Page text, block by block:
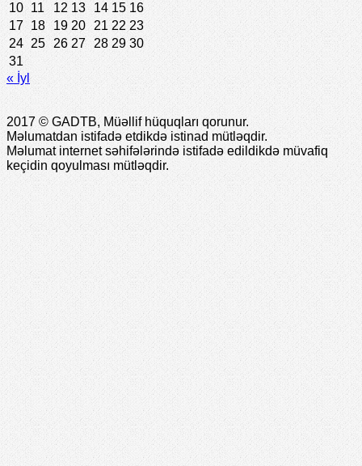
10 11 12 13 14 15 16
17 18 19 20 21 22 23
24 25 26 27 28 29 30
31
« İyl
2017 © GADTB, Müəllif hüquqları qorunur.
Məlumatdan istifadə etdikdə istinad mütləqdir.
Məlumat internet səhifələrində istifadə edildikdə müvafiq
keçidin qoyulması mütləqdir.